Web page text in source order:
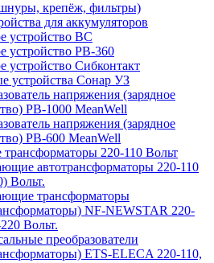
крепёж, фильтры)
для аккумуляторов
устройство BC
устройство PB-360
устройство Сибконтакт
устройства Сонар УЗ
напряжения (зарядное
PB-1000 MeanWell
напряжения (зарядное
PB-600 MeanWell
220-110 Вольт
автотрансформаторы 220-110
Вольт.
трансформаторы
NF-NEWSTAR 220-
Вольт.
преобразователи
ETS-ELECA 220-110,